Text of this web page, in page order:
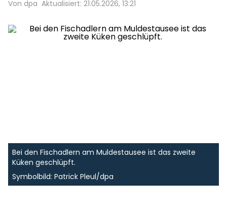
Von dpa Aktualisiert: 21.05.2026, 13:21
Bei den Fischadlern am Muldestausee ist das zweite
Küken geschlüpft.
Symbolbild: Patrick Pleul/dpa